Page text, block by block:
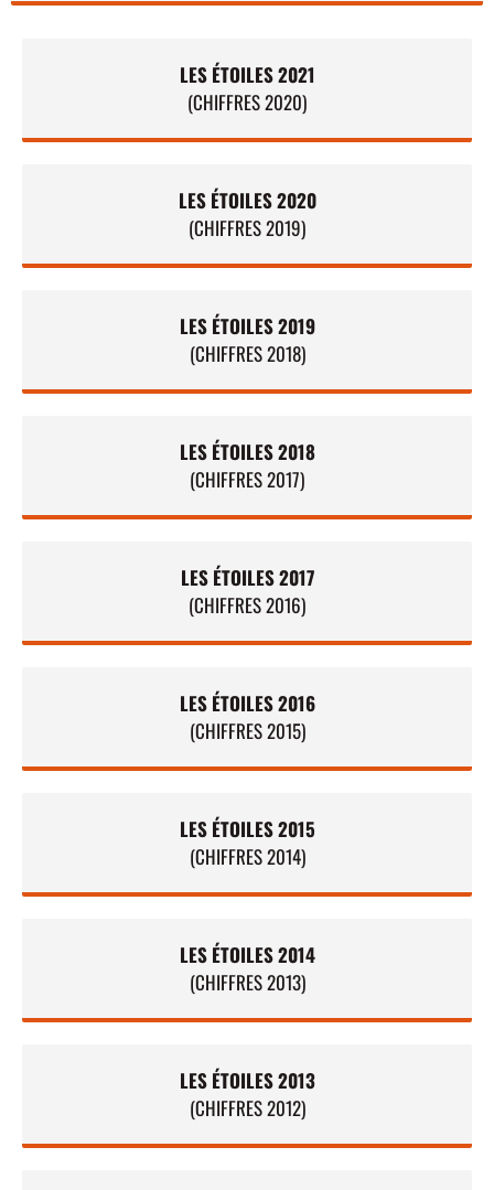
LES ÉTOILES 2021
(CHIFFRES 2020)
LES ÉTOILES 2020
(CHIFFRES 2019)
LES ÉTOILES 2019
(CHIFFRES 2018)
LES ÉTOILES 2018
(CHIFFRES 2017)
LES ÉTOILES 2017
(CHIFFRES 2016)
LES ÉTOILES 2016
(CHIFFRES 2015)
LES ÉTOILES 2015
(CHIFFRES 2014)
LES ÉTOILES 2014
(CHIFFRES 2013)
LES ÉTOILES 2013
(CHIFFRES 2012)